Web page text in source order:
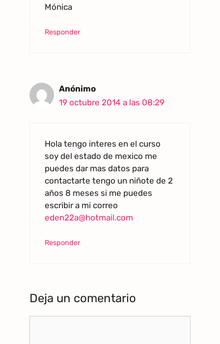
Mónica
Responder
Anónimo
19 octubre 2014 a las 08:29
Hola tengo interes en el curso
soy del estado de mexico me
puedes dar mas datos para
contactarte tengo un niñote de 2
años 8 meses si me puedes
escribir a mi correo
eden22a@hotmail.com
Responder
Deja un comentario